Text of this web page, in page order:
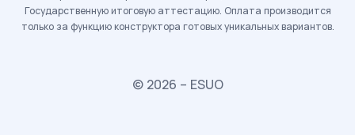
Государственную итоговую аттестацию. Оплата производится
только за функцию конструктора готовых уникальных вариантов.
© 2026 – ESUO